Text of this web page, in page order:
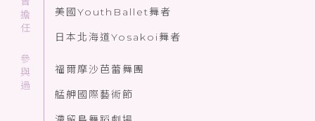
曾擔任
美國YouthBallet舞者
日本北海道Yosakoi舞者
參與過
福爾摩沙芭蕾舞團
艋舺國際藝術節